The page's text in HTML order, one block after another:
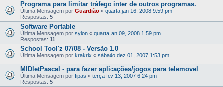
Programa para limitar tráfego inter de outros programas.
Última Mensagem por Guardião « quarta jan 16, 2008 9:59 pm
Respostas: 5
Software Portable
Última Mensagem por sylon « quarta jan 09, 2008 1:59 pm
Respostas: 11
School Tool'z 07/08 - Versão 1.0
Última Mensagem por krakrix « sábado dez 01, 2007 1:53 pm
MIDletPascal - para fazer aplicações/jogos para telemovel
Última Mensagem por fipas « terça fev 13, 2007 6:24 pm
Respostas: 5